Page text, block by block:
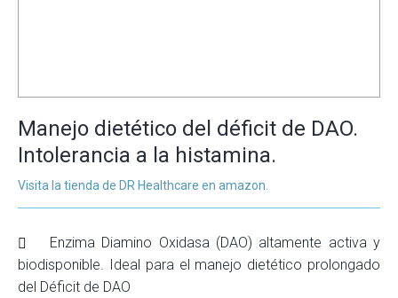
Manejo dietético del déficit de DAO.
Intolerancia a la histamina.
Visita la tienda de DR Healthcare en amazon.
Enzima Diamino Oxidasa (DAO) altamente activa y
biodisponible. Ideal para el manejo dietético prolongado
del Déficit de DAO